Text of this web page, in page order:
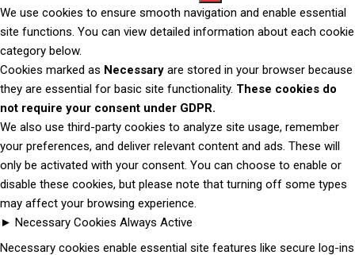
We use cookies to ensure smooth navigation and enable essential
site functions. You can view detailed information about each cookie
category below.
Cookies marked as Necessary are stored in your browser because
they are essential for basic site functionality. These cookies do
not require your consent under GDPR.
We also use third-party cookies to analyze site usage, remember
your preferences, and deliver relevant content and ads. These will
only be activated with your consent. You can choose to enable or
disable these cookies, but please note that turning off some types
may affect your browsing experience.
► Necessary Cookies Always Active
Necessary cookies enable essential site features like secure log-ins